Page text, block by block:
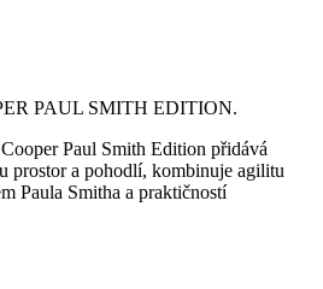
PAUL SMITH EDITION.
Paul Smith Edition přidává
prostor a pohodlí, kombinuje agilitu
Paula Smitha a praktičností